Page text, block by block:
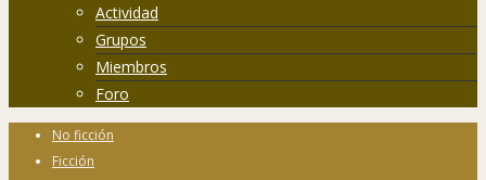
Actividad
Grupos
Miembros
Foro
No ficción
Ficción